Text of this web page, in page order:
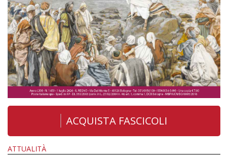
ACQUISTA FASCICOLI
ATTUALITÀ